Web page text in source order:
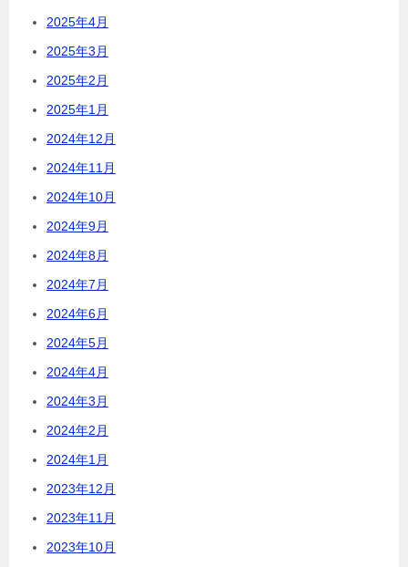
2025年4月
2025年3月
2025年2月
2025年1月
2024年12月
2024年11月
2024年10月
2024年9月
2024年8月
2024年7月
2024年6月
2024年5月
2024年4月
2024年3月
2024年2月
2024年1月
2023年12月
2023年11月
2023年10月